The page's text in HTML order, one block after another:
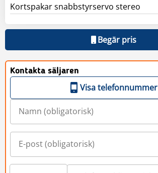
Kortspakar snabbstyrservo stereo
Begär pris
Kontakta säljaren
Visa telefonnummer